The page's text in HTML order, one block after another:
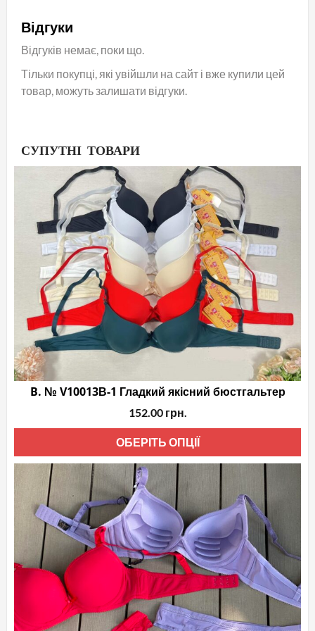
Відгуки
Відгуків немає, поки що.
Тільки покупці, які увійшли на сайт і вже купили цей
товар, можуть залишати відгуки.
СУПУТНІ ТОВАРИ
B. № V10013В-1 Гладкий якісний бюстгальтер
152.00 грн.
ОБЕРІТЬ ОПЦІЇ
на